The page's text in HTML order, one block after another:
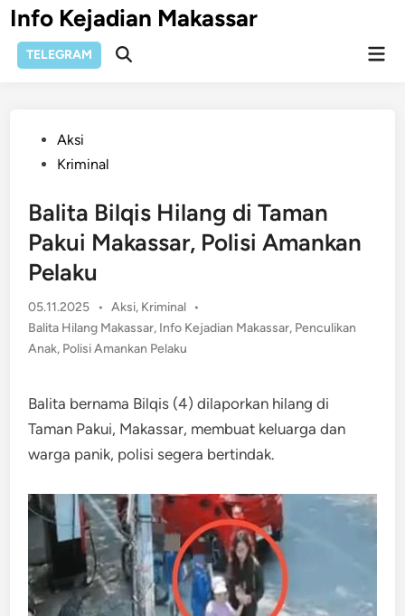
Skip
to
content
Info Kejadian Makassar
TELEGRAM
Open
PostedAksi
Kriminal
Balita Bilqis Hilang di Taman
Pakui Makassar, Polisi Amankan
Pelaku
05.11.2025 • Posted
in
Aksi, Kriminal •
Balita Hilang Makassar, Info Kejadian Makassar, Penculikan
Anak, Polisi Amankan Pelaku
Balita bernama Bilqis (4) dilaporkan hilang di
Taman Pakui, Makassar, membuat keluarga dan
warga panik, polisi segera bertindak.